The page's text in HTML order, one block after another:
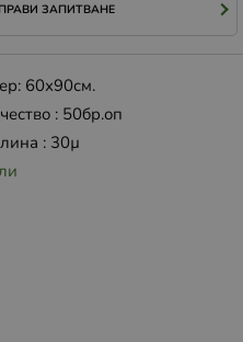
ЗАПИТВАНЕ
60х90см.
: 50бр.оп
: 30µ